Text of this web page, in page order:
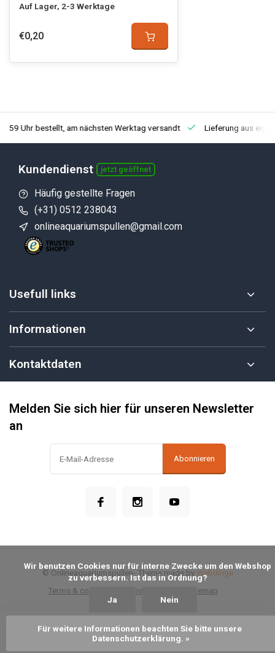
Zum Warenkorb hinzufügen
Auf Lager, 2-3 Werktage
€0,20
Uhr bestellt, am nächsten Werktag versandt Lieferung aus
Kundendienst jetzt geöffnet
Häufig gestellte Fragen
(+31) 0512 238043
onlineaquariumspullen@gmail.com
Usefull links
Informationen
Kontaktdaten
Melden Sie sich hier für unseren Newsletter
an
Abonnieren
Terms & conditions Privacy Policy Sitemap
© Onlineaquariumspullen- Theme made by Webdinge
zu verbessern. Ist das in Ordnung?
Ja Nein
Für weitere Informationen beachten Sie bitte unsere
Datenschutzerklärung. »